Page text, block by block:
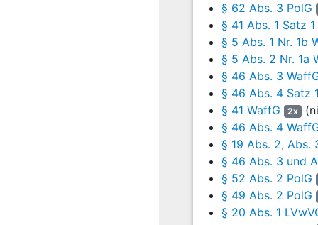
Handeltreibens
6.10.1998, zu
5 Abs. 2 Nr. 1a
Tateinheit mit
seit 14.12.2007)
Ausnahme von
verstrichen.
6
Rechtliche
fehlerhaft
vollziehbar
Dass sich die
Sicherstellung
können alle
§ 62 Abs. 3 PolG
§ 41 Abs. 1 Satz
§ 5 Abs. 1 Nr. 1b
§ 5 Abs. 2 Nr. 1a
§ 46 Abs. 3
§ 46 Abs. 4 Satz
§ 41 WaffG
2x
§ 46 Abs. 4
§ 19 Abs. 2, Abs.
§ 46 Abs. 3 und
§ 52 Abs. 2 PolG
§ 49 Abs. 2 PolG
§ 20 Abs. 1